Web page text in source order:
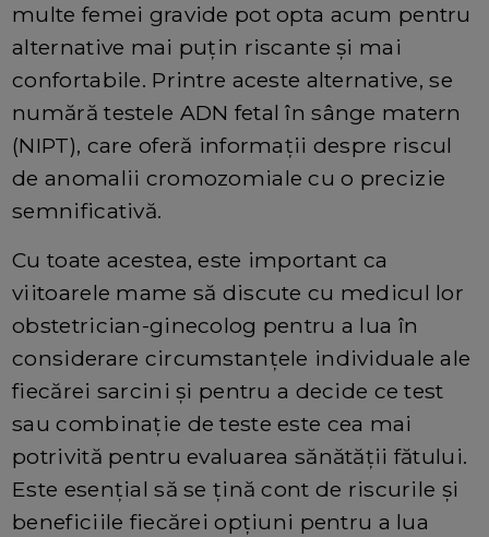
multe femei gravide pot opta acum pentru
alternative mai puțin riscante și mai
confortabile. Printre aceste alternative, se
numără testele ADN fetal în sânge matern
(NIPT), care oferă informații despre riscul
de anomalii cromozomiale cu o precizie
semnificativă.
Cu toate acestea, este important ca
viitoarele mame să discute cu medicul lor
obstetrician-ginecolog pentru a lua în
considerare circumstanțele individuale ale
fiecărei sarcini și pentru a decide ce test
sau combinație de teste este cea mai
potrivită pentru evaluarea sănătății fătului.
Este esențial să se țină cont de riscurile și
beneficiile fiecărei opțiuni pentru a lua